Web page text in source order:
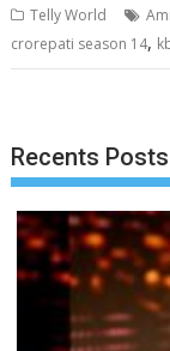
Telly World
crorepati season 14,
Recents Posts